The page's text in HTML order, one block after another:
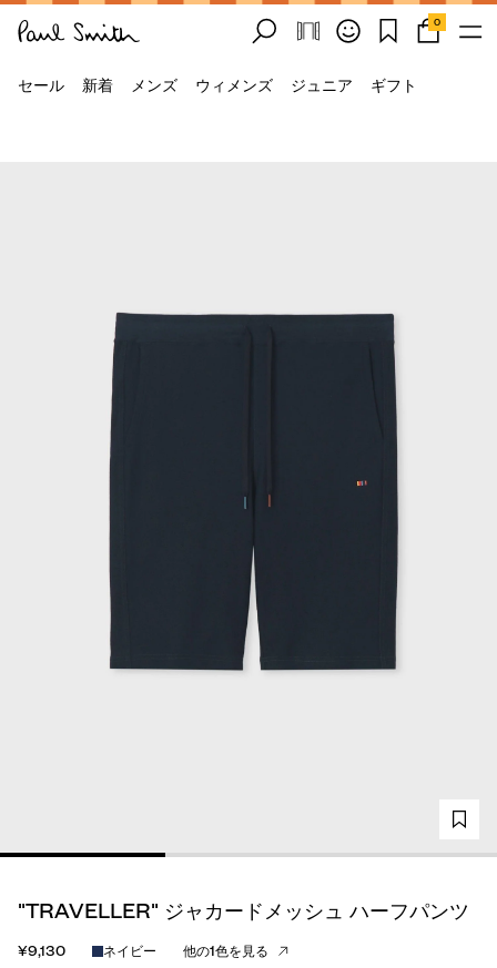
0
セール 新着 メンズ ウィメンズ ジュニア ギフト
"TRAVELLER" ジャカードメッシュ ハーフパンツ
¥9,130 ネイビー 他の1色を見る